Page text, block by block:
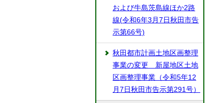
および牛島茨島線ほか2路
線(令和6年3月7日秋田市告
示第66号)
秋田都市計画土地区画整理
事業の変更 新屋地区土地
区画整理事業（令和5年12
月7日秋田市告示第291号）